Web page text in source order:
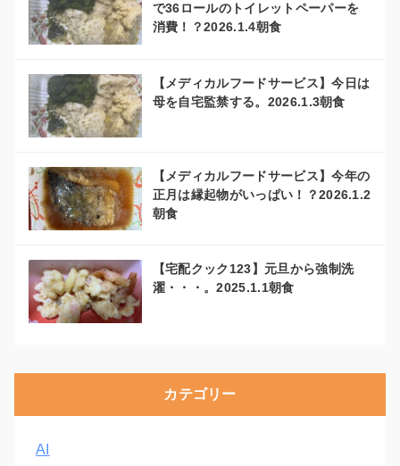
で36ロールのトイレットペーパーを
消費！？2026.1.4朝食
【メディカルフードサービス】今日は
母を自宅監禁する。2026.1.3朝食
【メディカルフードサービス】今年の
正月は縁起物がいっぱい！？2026.1.2
朝食
【宅配クック123】元旦から強制洗
濯・・・。2025.1.1朝食
カテゴリー
AI